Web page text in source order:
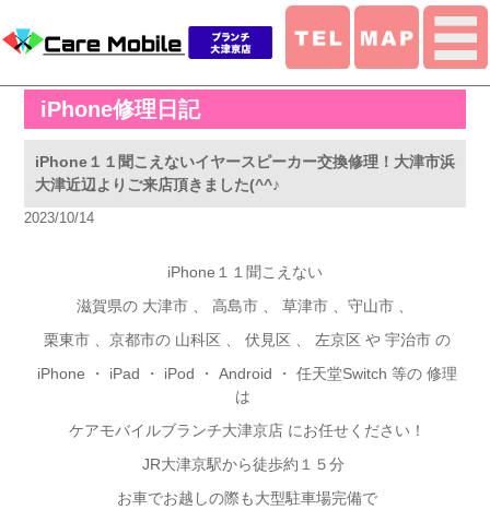
iPhone修理日記
iPhone１１聞こえないイヤースピーカー交換修理！大津市浜
大津近辺よりご来店頂きました(^^♪
2023/10/14
iPhone１１聞こえない
滋賀県の 大津市 、 高島市 、 草津市 、守山市 、
栗東市 、京都市の 山科区 、 伏見区 、 左京区 や 宇治市 の
iPhone
・ iPad ・ iPod ・ Android ・ 任天堂Switch 等の 修理
は
ケアモバイルブランチ大津京店 にお任せください！
JR大津京駅から徒歩約１５分
お車でお越しの際も大型駐車場完備で